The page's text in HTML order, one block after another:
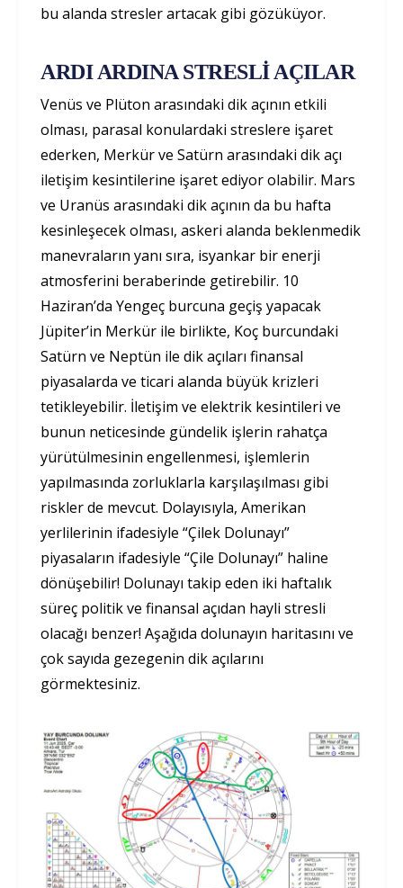
bu alanda stresler artacak gibi gözüküyor.
ARDI ARDINA STRESLİ AÇILAR
Venüs ve Plüton arasındaki dik açının etkili
olması, parasal konulardaki streslere işaret
ederken, Merkür ve Satürn arasındaki dik açı
iletişim kesintilerine işaret ediyor olabilir. Mars
ve Uranüs arasındaki dik açının da bu hafta
kesinleşecek olması, askeri alanda beklenmedik
manevraların yanı sıra, isyankar bir enerji
atmosferini beraberinde getirebilir. 10
Haziran’da Yengeç burcuna geçiş yapacak
Jüpiter’in Merkür ile birlikte, Koç burcundaki
Satürn ve Neptün ile dik açıları finansal
piyasalarda ve ticari alanda büyük krizleri
tetikleyebilir. İletişim ve elektrik kesintileri ve
bunun neticesinde gündelik işlerin rahatça
yürütülmesinin engellenmesi, işlemlerin
yapılmasında zorluklarla karşılaşılması gibi
riskler de mevcut. Dolayısıyla, Amerikan
yerlilerinin ifadesiyle “Çilek Dolunayı”
piyasaların ifadesiyle “Çile Dolunayı” haline
dönüşebilir! Dolunayı takip eden iki haftalık
süreç politik ve finansal açıdan hayli stresli
olacağı benzer! Aşağıda dolunayın haritasını ve
çok sayıda gezegenin dik açılarını
görmektesiniz.